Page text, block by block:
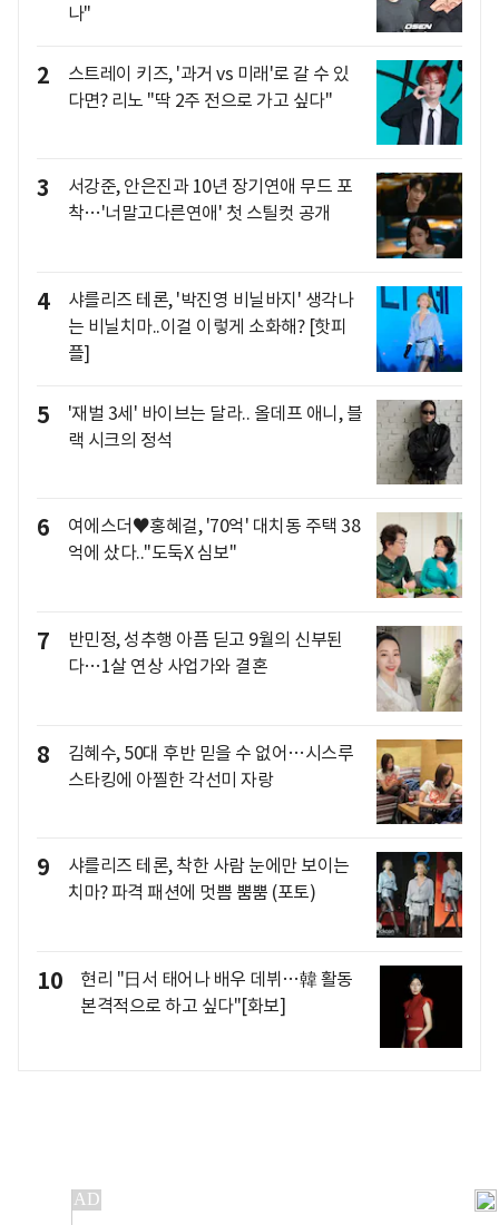
나"
2
스트레이 키즈, '과거 vs 미래'로 갈 수 있
다면? 리노 "딱 2주 전으로 가고 싶다"
3
서강준, 안은진과 10년 장기연애 무드 포
착…'너말고다른연애' 첫 스틸컷 공개
4
샤를리즈 테론, '박진영 비닐바지' 생각나
는 비닐치마..이걸 이렇게 소화해? [핫피
플]
5
'재벌 3세' 바이브는 달라.. 올데프 애니, 블
랙 시크의 정석
6
여에스더♥홍혜걸, '70억' 대치동 주택 38
억에 샀다.."도둑X 심보"
7
반민정, 성추행 아픔 딛고 9월의 신부된
다…1살 연상 사업가와 결혼
8
김혜수, 50대 후반 믿을 수 없어…시스루
스타킹에 아찔한 각선미 자랑
9
샤를리즈 테론, 착한 사람 눈에만 보이는
치마? 파격 패션에 멋쁨 뿜뿜 (포토)
10
현리 "日서 태어나 배우 데뷔…韓 활동
본격적으로 하고 싶다"[화보]